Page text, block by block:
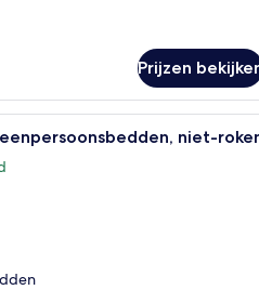
Prijzen
Een hotelkamer met twee
niet-